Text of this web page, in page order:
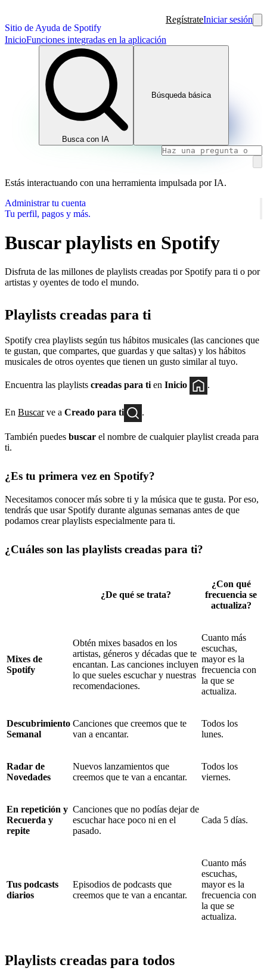
Sitio de Ayuda de Spotify
RegístrateIniciar sesión
InicioFunciones integradas en la aplicación
Busca con IA
Búsqueda básica
Estás interactuando con una herramienta impulsada por IA.
Administrar tu cuenta
Tu perfil, pagos y más.
Buscar playlists en Spotify
Disfruta de las millones de playlists creadas por Spotify para ti o por
artistas y oyentes de todo el mundo.
Playlists creadas para ti
Spotify crea playlists según tus hábitos musicales (las canciones que
te gustan, que compartes, que guardas y que saltas) y los hábitos
musicales de otros oyentes que tienen un gusto similar al tuyo.
Encuentra las playlists creadas para ti en Inicio .
En Buscarve a Creado para ti .
También puedes buscar el nombre de cualquier playlist creada para
ti.
¿Es tu primera vez en Spotify?
Necesitamos conocer más sobre ti y la música que te gusta. Por eso,
tendrás que usar Spotify durante algunas semanas antes de que
podamos crear playlists especialmente para ti.
¿Cuáles son las playlists creadas para ti?
¿De qué se trata?
¿Con qué
frecuencia se
actualiza?
Mixes de
Spotify
Obtén mixes basados en los
artistas, géneros y décadas que te
encantan. Las canciones incluyen
lo que sueles escuchar y nuestras
recomendaciones.
Cuanto más
escuchas,
mayor es la
frecuencia con
la que se
actualiza.
Descubrimiento
Semanal
Canciones que creemos que te
van a encantar.
Todos los
lunes.
Radar de
Novedades
Nuevos lanzamientos que
creemos que te van a encantar.
Todos los
viernes.
En repetición y
Recuerda y
repite
Canciones que no podías dejar de
escuchar hace poco ni en el
pasado.
Cada 5 días.
Tus podcasts
diarios
Episodios de podcasts que
creemos que te van a encantar.
Cuanto más
escuchas,
mayor es la
frecuencia con
la que se
actualiza.
Playlists creadas para todos